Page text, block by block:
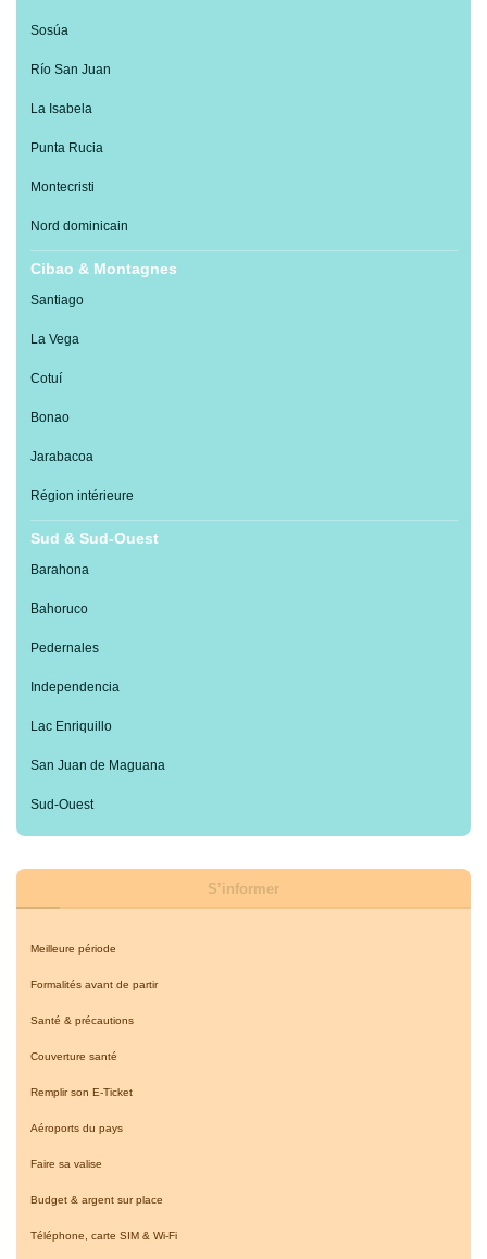
Sosúa
Río San Juan
La Isabela
Punta Rucia
Montecristi
Nord dominicain
Cibao & Montagnes
Santiago
La Vega
Cotuí
Bonao
Jarabacoa
Région intérieure
Sud & Sud-Ouest
Barahona
Bahoruco
Pedernales
Independencia
Lac Enriquillo
San Juan de Maguana
Sud-Ouest
S’informer
Meilleure période
Formalités avant de partir
Santé & précautions
Couverture santé
Remplir son E-Ticket
Aéroports du pays
Faire sa valise
Budget & argent sur place
Téléphone, carte SIM & Wi-Fi